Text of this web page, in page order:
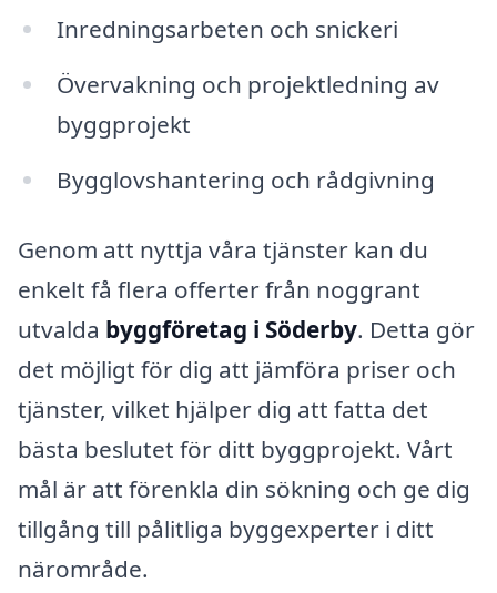
Inredningsarbeten och snickeri
Övervakning och projektledning av
byggprojekt
Bygglovshantering och rådgivning
Genom att nyttja våra tjänster kan du
enkelt få flera offerter från noggrant
utvalda byggföretag i Söderby. Detta gör
det möjligt för dig att jämföra priser och
tjänster, vilket hjälper dig att fatta det
bästa beslutet för ditt byggprojekt. Vårt
mål är att förenkla din sökning och ge dig
tillgång till pålitliga byggexperter i ditt
närområde.